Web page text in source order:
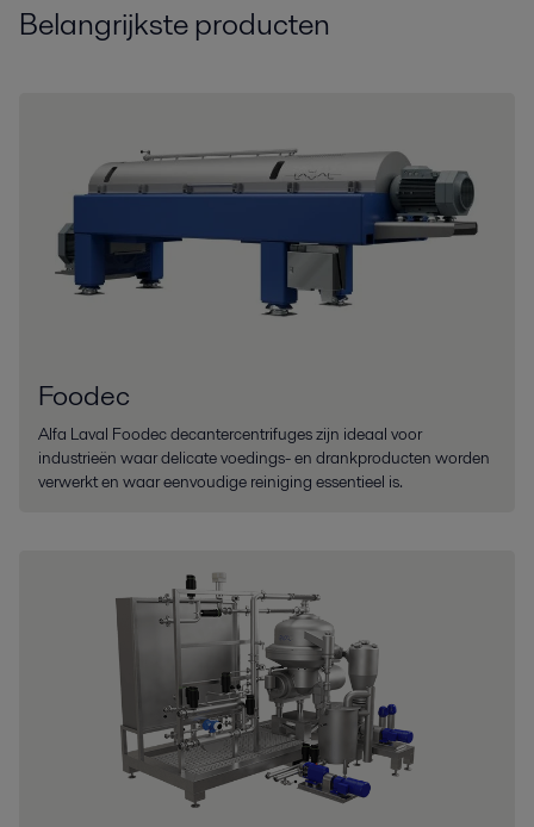
Belangrijkste producten
Foodec
Alfa Laval Foodec decantercentrifuges zijn ideaal voor
industrieën waar delicate voedings- en drankproducten worden
verwerkt en waar eenvoudige reiniging essentieel is.